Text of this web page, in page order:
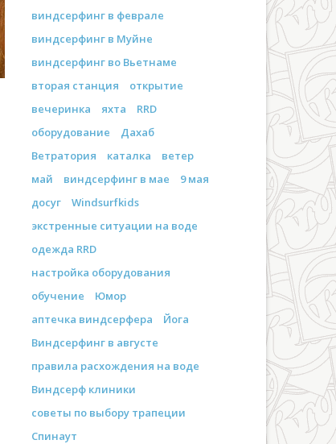
виндсерфинг в феврале
виндсерфинг в Муйне
виндсерфинг во Вьетнаме
вторая станция
открытие
вечеринка
яхта
RRD
оборудование
Дахаб
Ветратория
каталка
ветер
май
виндсерфинг в мае
9 мая
досуг
Windsurfkids
экстренные ситуации на воде
одежда RRD
настройка оборудования
обучение
Юмор
аптечка виндсерфера
Йога
Виндсерфинг в августе
правила расхождения на воде
Виндсерф клиники
советы по выбору трапеции
Спинаут